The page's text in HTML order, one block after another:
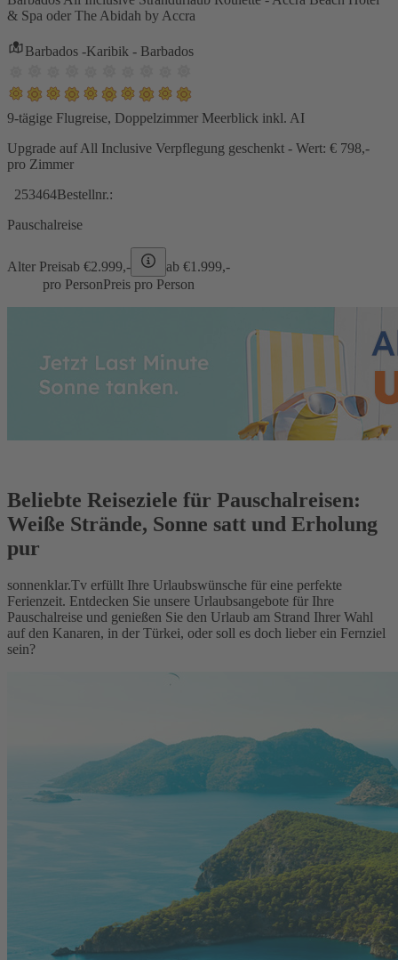
& Spa oder The Abidah by Accra
Barbados -Karibik - Barbados
9-tägige Flugreise, Doppelzimmer Meerblick inkl. AI
Upgrade auf All Inclusive Verpflegung geschenkt - Wert: € 798,-
pro Zimmer
253464Bestellnr.:
Pauschalreise
Alter Preisab €2.999,- ab €1.999,-
pro PersonPreis pro Person
Beliebte Reiseziele für Pauschalreisen:
Weiße Strände, Sonne satt und Erholung
pur
sonnenklar.Tv erfüllt Ihre Urlaubswünsche für eine perfekte
Ferienzeit. Entdecken Sie unsere Urlaubsangebote für Ihre
Pauschalreise und genießen Sie den Urlaub am Strand Ihrer Wahl
auf den Kanaren, in der Türkei, oder soll es doch lieber ein Fernziel
sein?